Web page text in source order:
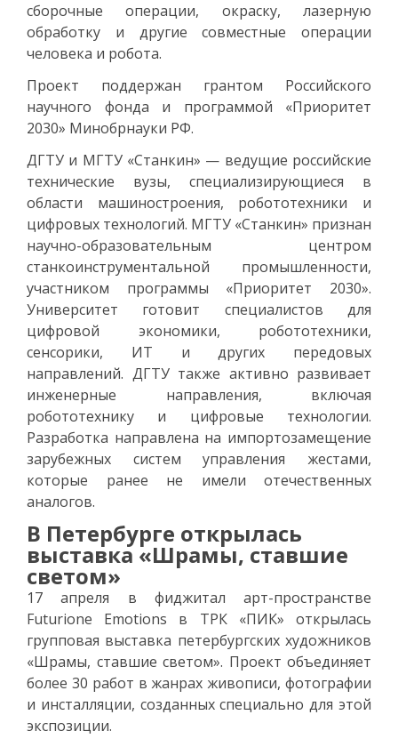
сборочные операции, окраску, лазерную
обработку и другие совместные операции
человека и робота.
Проект поддержан грантом Российского
научного фонда и программой «Приоритет
2030» Минобрнауки РФ.
ДГТУ и МГТУ «Станкин» — ведущие российские
технические вузы, специализирующиеся в
области машиностроения, робототехники и
цифровых технологий. МГТУ «Станкин» признан
научно-образовательным центром
станкоинструментальной промышленности,
участником программы «Приоритет 2030».
Университет готовит специалистов для
цифровой экономики, робототехники,
сенсорики, ИТ и других передовых
направлений. ДГТУ также активно развивает
инженерные направления, включая
робототехнику и цифровые технологии.
Разработка направлена на импортозамещение
зарубежных систем управления жестами,
которые ранее не имели отечественных
аналогов.
В Петербурге открылась
выставка «Шрамы, ставшие
светом»
17 апреля в фиджитал арт-пространстве
Futurione Emotions в ТРК «ПИК» открылась
групповая выставка петербургских художников
«Шрамы, ставшие светом». Проект объединяет
более 30 работ в жанрах живописи, фотографии
и инсталляции, созданных специально для этой
экспозиции.